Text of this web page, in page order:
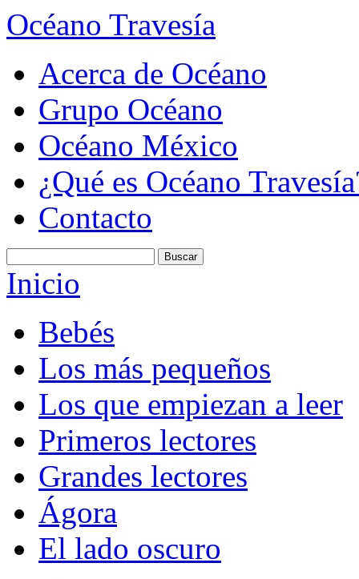
Océano Travesía
Acerca de Océano
Grupo Océano
Océano México
¿Qué es Océano
Contacto
Inicio
Bebés
Los más pequeños
Los que empiezan a leer
Primeros lectores
Grandes lectores
Ágora
El lado oscuro